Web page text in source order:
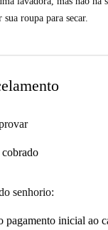
roupa para secar.
senhorio:
pagamento inicial ao